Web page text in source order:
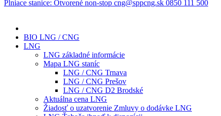
Plniace stanice: Otvorené non-stop cng@sppcng.sk 0850 111 500
BIO LNG / CNG
LNG
LNG základné informácie
Mapa LNG staníc
LNG / CNG Trnava
LNG / CNG Prešov
LNG / CNG D2 Brodské
Aktuálna cena LNG
Žiadosť o uzatvorenie Zmluvy o dodávke LNG